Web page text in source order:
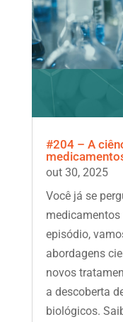
#204 – A
out 30, 2025
Você já se
medicamentos
episódio,
abordagens
novos
a descoberta
biológicos.